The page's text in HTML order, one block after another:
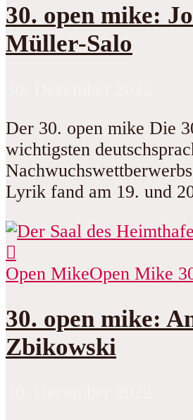
30. open mike:
Müller-Salo
Der 30. open mike Die
wichtigsten
Lyrik fand am 19. und
Open MikeOpen Mike
30. open mike:
Zbikowski